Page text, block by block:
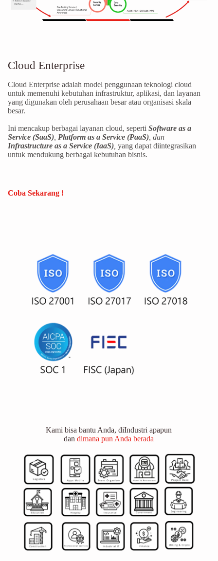
Cloud Enterprise
Cloud Enterprise adalah model penggunaan teknologi cloud
untuk memenuhi kebutuhan infrastruktur, aplikasi, dan layanan
yang digunakan oleh perusahaan besar atau organisasi skala
besar.
Ini mencakup berbagai layanan cloud, seperti Software as a
Service (SaaS) Platform as a Service (PaaS) , dan
Infrastructure as a Service (IaaS) yang dapat diintegrasikan
untuk mendukung berbagai kebutuhan bisnis.
Coba Sekarang !
Kami bisa bantu Anda, diIndustri apapun
dandimana pun Anda berada